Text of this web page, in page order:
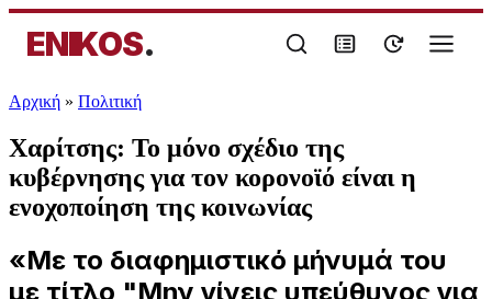
ENIKOS.
Αρχική » Πολιτική
Χαρίτσης: Το μόνο σχέδιο της
κυβέρνησης για τον κορονοϊό είναι η
ενοχοποίηση της κοινωνίας
«Με το διαφημιστικό μήνυμά του
με τίτλο "Μην γίνεις υπεύθυνος για